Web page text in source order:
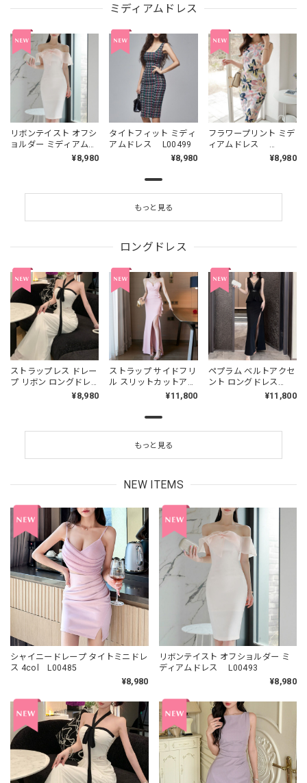
ミディアムドレス
リボンテイスト オフシ
ョルダー ミディアムド
¥8,980
タイトフィット ミディ
アムドレス L00499
¥8,980
フラワープリント ミデ
ィアムドレス
¥8,980
もっと見る
ロングドレス
ストラップレス ドレー
プ リボン ロングドレ
¥8,980
ストラップ サイドフリ
ル スリットカットアウ
ト ロング ドレス¥11,800
ペプラム ベルトアクセ
ント ロングドレス
¥11,800
もっと見る
NEW ITEMS
シャイニードレープ タイトミニドレ
ス 4col L00485
¥8,980
リボンテイスト オフショルダー ミ
ディアムドレス L00493
¥8,980